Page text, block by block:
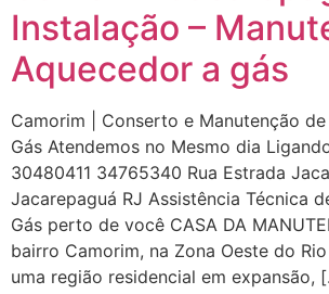
Instalação –
Aquecedor a gás
Camorim | Conserto e Manutenção
Gás Atendemos no Mesmo dia
30480411 34765340 Rua Estrada
Jacarepaguá RJ Assistência Técnica
Gás perto de você CASA DA
bairro Camorim, na Zona Oeste do
uma região residencial em expansão,